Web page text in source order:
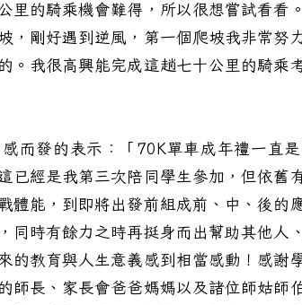
里的騎乘機會難得，所以很想嘗試看看
，剛好遇到逆風，第一個爬坡我非常努
。我很高興能完成這趟七十公里的騎乘
發的表示：「70K單車成年禮一直是
已經是我第三次陪同學生參加，但依舊
體能，到即將出發前組成前、中、後的
同時有餘力之時再挺身而出幫助其他人
的教育與人生意義感到相當感動！感謝
師長、家長會爸爸媽媽以及諸位師姑師